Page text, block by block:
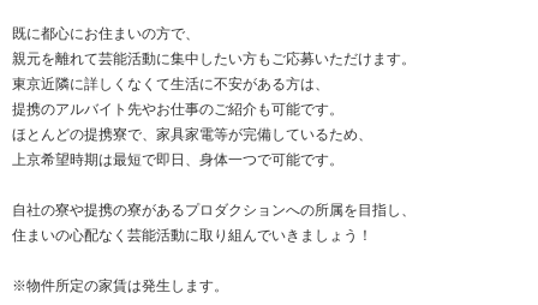
既に都心にお住まいの方で、
親元を離れて芸能活動に集中したい方もご応募いただけます。
東京近隣に詳しくなくて生活に不安がある方は、
提携のアルバイト先やお仕事のご紹介も可能です。
ほとんどの提携寮で、家具家電等が完備しているため、
上京希望時期は最短で即日、身体一つで可能です。
自社の寮や提携の寮があるプロダクションへの所属を目指し、
住まいの心配なく芸能活動に取り組んでいきましょう！
※物件所定の家賃は発生します。